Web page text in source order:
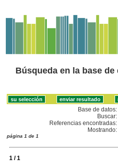
Búsqueda en la base de
Base de datos:
Buscar:
Referencias encontradas:
Mostrando:
página 1 de 1
1 / 1